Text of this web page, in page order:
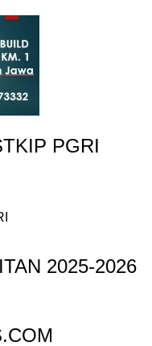
PGRI
2025-2026